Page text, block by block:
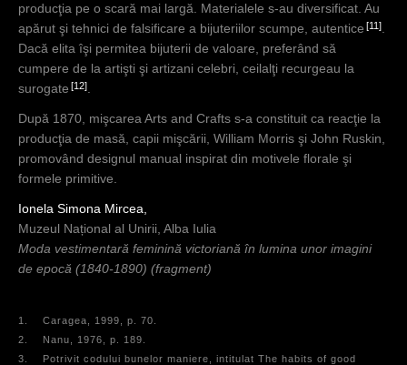
producţia pe o scară mai largă. Materialele s-au diversificat. Au
apărut şi tehnici de falsificare a bijuteriilor scumpe, autentice 11
Dacă elita îşi permitea bijuterii de valoare, preferând să
cumpere de la artişti şi artizani celebri, ceilalţi recurgeau la
surogate 12
După 1870, mişcarea Arts and Crafts s-a constituit ca reacţie la
producţia de masă, capii mişcării, William Morris şi John Ruskin,
promovând designul manual inspirat din motivele florale şi
formele primitive.
Ionela Simona Mircea,
Muzeul Național al Unirii, Alba Iulia
Moda vestimentară feminină victoriană în lumina unor imagini
de epocă (1840-1890) (fragment)
1.
Caragea, 1999, p. 70.
2.
Nanu, 1976, p. 189.
3.
Potrivit codului bunelor maniere, intitulat The habits of good